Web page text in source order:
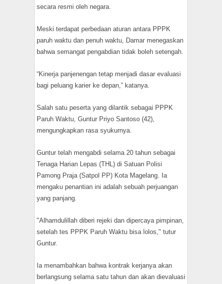
secara resmi oleh negara.
Meski terdapat perbedaan aturan antara PPPK
paruh waktu dan penuh waktu, Damar menegaskan
bahwa semangat pengabdian tidak boleh setengah.
“Kinerja panjenengan tetap menjadi dasar evaluasi
bagi peluang karier ke depan,” katanya.
Salah satu peserta yang dilantik sebagai PPPK
Paruh Waktu, Guntur Priyo Santoso (42),
mengungkapkan rasa syukurnya.
Guntur telah mengabdi selama 20 tahun sebagai
Tenaga Harian Lepas (THL) di Satuan Polisi
Pamong Praja (Satpol PP) Kota Magelang. Ia
mengaku penantian ini adalah sebuah perjuangan
yang panjang.
"Alhamdulillah diberi rejeki dan dipercaya pimpinan,
setelah tes PPPK Paruh Waktu bisa lolos," tutur
Guntur.
Ia menambahkan bahwa kontrak kerjanya akan
berlangsung selama satu tahun dan akan dievaluasi